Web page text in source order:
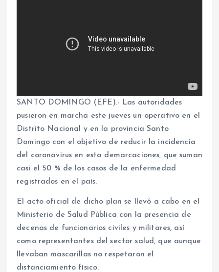
SANTO DOMINGO (EFE).- Las autoridades
pusieron en marcha este jueves un operativo en el
Distrito Nacional y en la provincia Santo
Domingo con el objetivo de reducir la incidencia
del coronavirus en esta demarcaciones, que suman
casi el 50 % de los casos de la enfermedad
registrados en el país.
El acto oficial de dicho plan se llevó a cabo en el
Ministerio de Salud Pública con la presencia de
decenas de funcionarios civiles y militares, así
como representantes del sector salud, que aunque
llevaban mascarillas no respetaron el
distanciamiento físico.